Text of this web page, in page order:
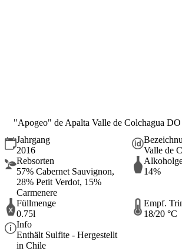
"Apogeo" de Apalta Valle de Colchagua
Jahrgang
2016
Valle de
Rebsorten
57% Cabernet Sauvignon,
28% Petit Verdot, 15%
Carmenere
14%
Füllmenge
0.75l
Empf.
18/20 °C
Info
Enthält Sulfite - Hergestellt
in Chile